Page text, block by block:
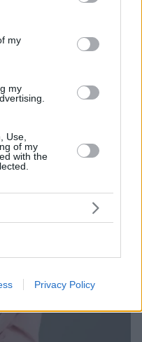
its third-party tags to
in below Google
my
my
Use,
of my
with the
Privacy Policy
θεραπείες θα
έχει εκφράσει τη
Φάρμακα
φαρμακεία - Τα